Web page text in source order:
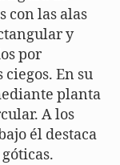
con las alas
y
por
En su
planta
A los
él destaca